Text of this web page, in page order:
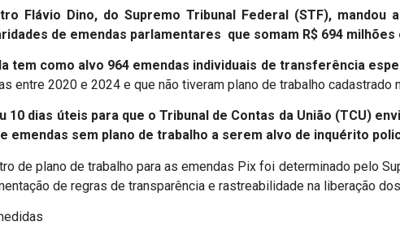
Flávio Dino, do Supremo Tribunal Federal (STF),
de emendas parlamentares que somam R$ 694
tem como alvo 964 emendas individuais de transferência
entre 2020 e 2024 e que não tiveram plano de trabalho cadastrado
10 dias úteis para que o Tribunal de Contas da União (TCU)
emendas sem plano de trabalho a serem alvo de inquérito
de plano de trabalho para as emendas Pix foi determinado pelo
de regras de transparência e rastreabilidade na liberação